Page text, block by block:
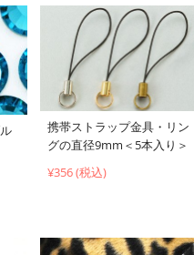
携帯ストラップ金具・リン
グの直径9mm＜5本入り＞
¥356 (税込)